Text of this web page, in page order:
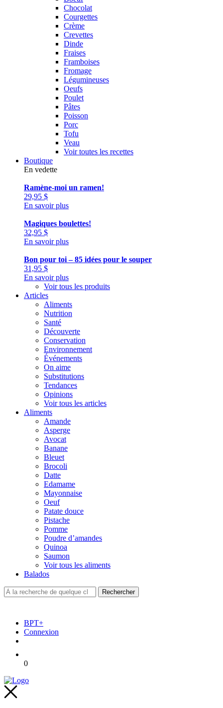
Chocolat
Courgettes
Crème
Crevettes
Dinde
Fraises
Framboises
Fromage
Légumineuses
Oeufs
Poulet
Pâtes
Poisson
Porc
Tofu
Veau
Voir toutes les recettes
Boutique
En vedette
Ramène-moi un ramen!
29,95 $
En savoir plus
Magiques boulettes!
32,95 $
En savoir plus
Bon pour toi – 85 idées pour le souper
31,95 $
En savoir plus
Voir tous les produits
Articles
Aliments
Nutrition
Santé
Découverte
Conservation
Environnement
Événements
On aime
Substitutions
Tendances
Opinions
Voir tous les articles
Aliments
Amande
Asperge
Avocat
Banane
Bleuet
Brocoli
Datte
Edamame
Mayonnaise
Oeuf
Patate douce
Pistache
Pomme
Poudre d’amandes
Quinoa
Saumon
Voir tous les aliments
Balados
BPT+
Connexion
0